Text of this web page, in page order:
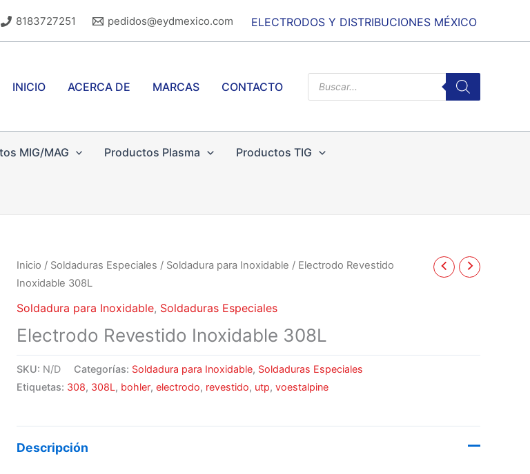
8183727251 pedidos@eydmexico.com ELECTRODOS Y DISTRIBUCIONES MÉXICO
INICIO ACERCA DE MARCAS CONTACTO
Products
search
MIG/MAG Productos Plasma Productos TIG
Inicio / Soldaduras Especiales / Soldadura para Inoxidable / Electrodo Revestido
Inoxidable 308L
Soldadura para Inoxidable, Soldaduras Especiales
Electrodo Revestido Inoxidable 308L
SKU: N/D Categorías: Soldadura para Inoxidable, Soldaduras Especiales
Etiquetas: 308, 308L, bohler, electrodo, revestido, utp, voestalpine
Descripción